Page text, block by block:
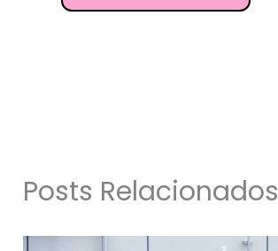
Posts Relacionados